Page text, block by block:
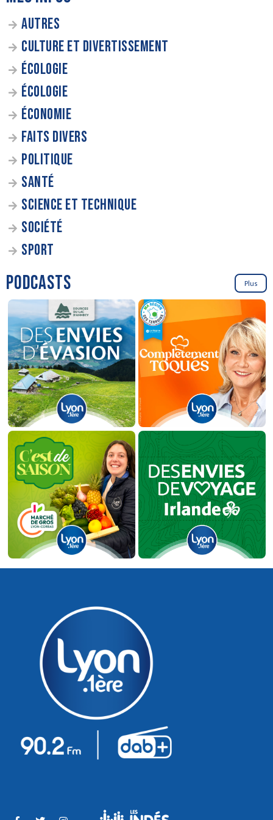
AUTRES
CULTURE ET DIVERTISSEMENT
ÉCOLOGIE
ÉCOLOGIE
ÉCONOMIE
FAITS DIVERS
POLITIQUE
SANTÉ
SCIENCE ET TECHNIQUE
SOCIÉTÉ
SPORT
PODCASTS Plus